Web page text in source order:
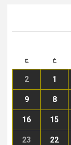
خ ج
1
2
8
9
15
16
22
23